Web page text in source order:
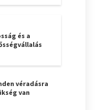
és a
véradásra
van